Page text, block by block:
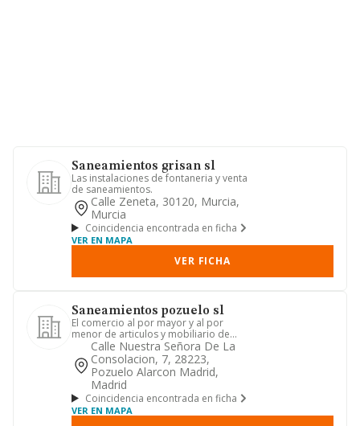
Saneamientos grisan sl
Las instalaciones de fontaneria y venta
de saneamientos.
Calle Zeneta, 30120, Murcia,
Murcia
Coincidencia encontrada en ficha
VER EN MAPA
VER FICHA
Saneamientos pozuelo sl
El comercio al por mayor y al por
menor de articulos y mobiliario de
saneamientos, asi como de mate...
Calle Nuestra Señora De La
Consolacion, 7, 28223,
Pozuelo Alarcon Madrid,
Madrid
Coincidencia encontrada en ficha
VER EN MAPA